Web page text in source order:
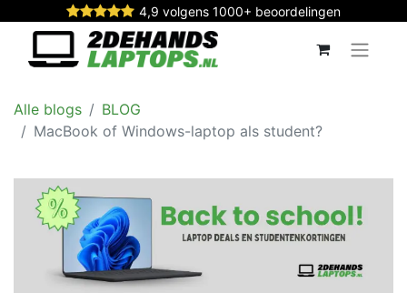
4,9 volgens 1000+ beoordelingen
Alle blogs
BLOG
MacBook of Windows-laptop als student?